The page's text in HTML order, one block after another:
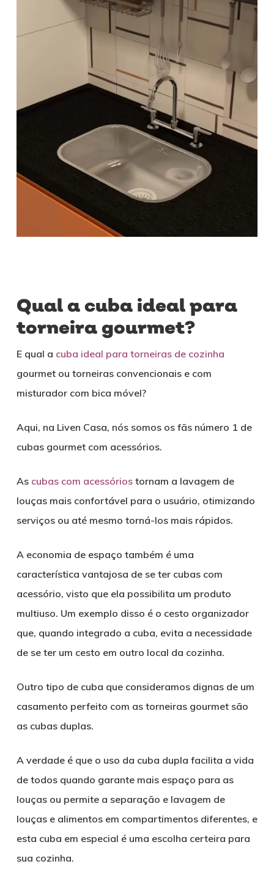
Qual a cuba ideal para
torneira gourmet?
E qual a cuba ideal para torneiras de cozinha
gourmet ou torneiras convencionais e com
misturador com bica móvel?
Aqui, na Liven Casa, nós somos os fãs número 1 de
cubas gourmet com acessórios.
Ascubas com acessóriostornam a lavagem de
louças mais confortável para o usuário, otimizando
serviços ou até mesmo torná-los mais rápidos.
A economia de espaço também é uma
característica vantajosa de se ter cubas com
acessório, visto que ela possibilita um produto
multiuso. Um exemplo disso é o cesto organizador
que, quando integrado a cuba, evita a necessidade
de se ter um cesto em outro local da cozinha.
Outro tipo de cuba que consideramos dignas de um
casamento perfeito com as torneiras gourmet são
as cubas duplas.
A verdade é que o uso da cuba dupla facilita a vida
de todos quando garante mais espaço para as
louças ou permite a separação e lavagem de
louças e alimentos em compartimentos diferentes, e
esta cuba em especial é uma escolha certeira para
sua cozinha.